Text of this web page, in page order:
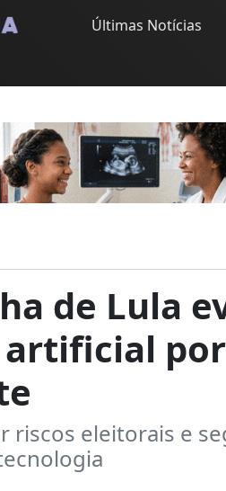
Últimas Notícias
de Lula
riscos eleitorais e